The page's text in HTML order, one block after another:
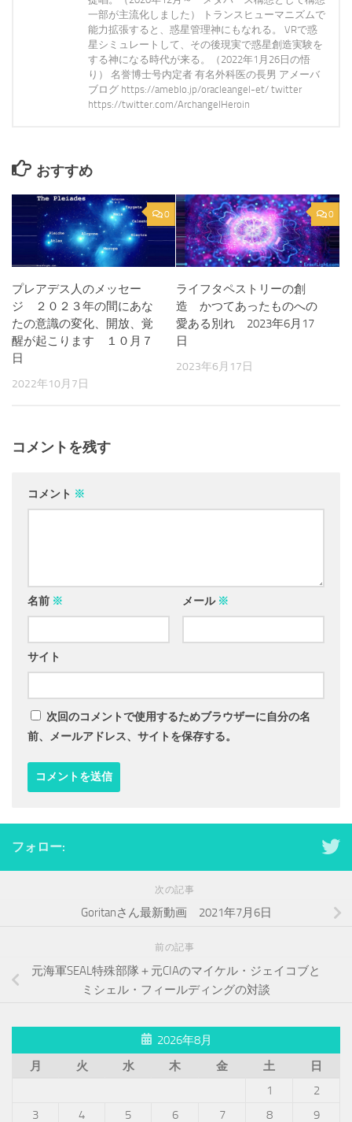
一部が主流化しました） トランスヒューマニズムで
能力拡張すると、惑星管理神にもなれる。 VRで惑
星シミュレートして、その後現実で惑星創造実験を
する神になる時代が来る。（2022年1月26日の悟
り） 名誉博士号内定者 有名外科医の長男 アメーバ
ブログ https://ameblo.jp/oracleangel-et/ twitter
https://twitter.com/ArchangelHeroin
おすすめ
0
プレアデス人のメッセー
ジ ２０２３年の間にあな
たの意識の変化、開放、覚
醒が起こります １０月７
日
2022年10月7日
0
ライフタペストリーの創
造 かつてあったものへの
愛ある別れ 2023年6月17
日
2023年6月17日
コメントを残す
コメント ※
名前 ※ メール ※
サイト
次回のコメントで使用するためブラウザーに自分の名
前、メールアドレス、サイトを保存する。
フォロー:
次の記事
Goritanさん最新動画 2021年7月6日
前の記事
元海軍SEAL特殊部隊＋元CIAのマイケル・ジェイコブと
ミシェル・フィールディングの対談
2026年8月
月
火 水 木 金 土
日
1
2
3
4 5 6 7 8
9